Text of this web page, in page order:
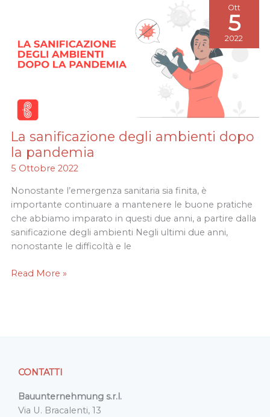
La sanificazione degli ambienti dopo
la pandemia
5 Ottobre 2022
Nonostante l’emergenza sanitaria sia finita, è
importante continuare a mantenere le buone pratiche
che abbiamo imparato in questi due anni, a partire dalla
sanificazione degli ambienti Negli ultimi due anni,
nonostante le difficoltà e le
La
sanificazione
degli
dopo
la
pandemia
Read More »
Ott
5
2022
CONTATTI
Bauunternehmung s.r.l.
Via U. Bracalenti, 13